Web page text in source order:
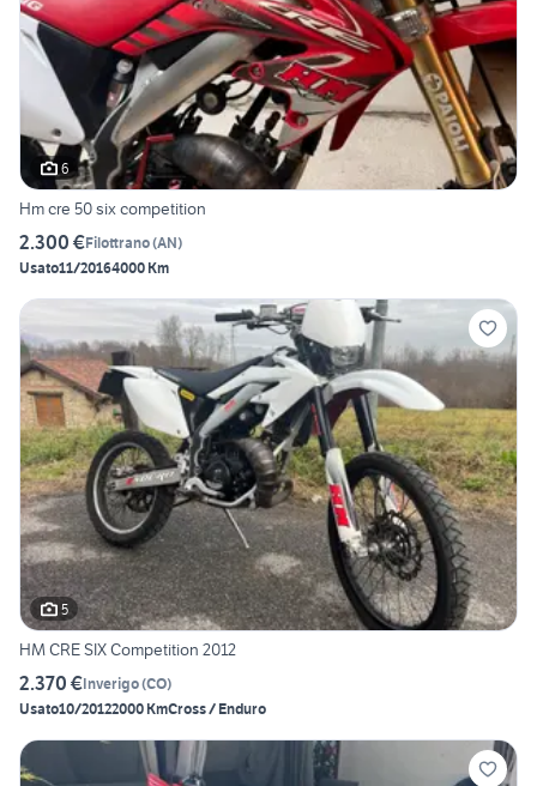
6
Hm cre 50 six competition
2.300 €Filottrano(AN)
Usato11/20164000 Km
5
HM CRE SIX Competition 2012
2.370 €Inverigo(CO)
Usato10/20122000 KmCross / Enduro